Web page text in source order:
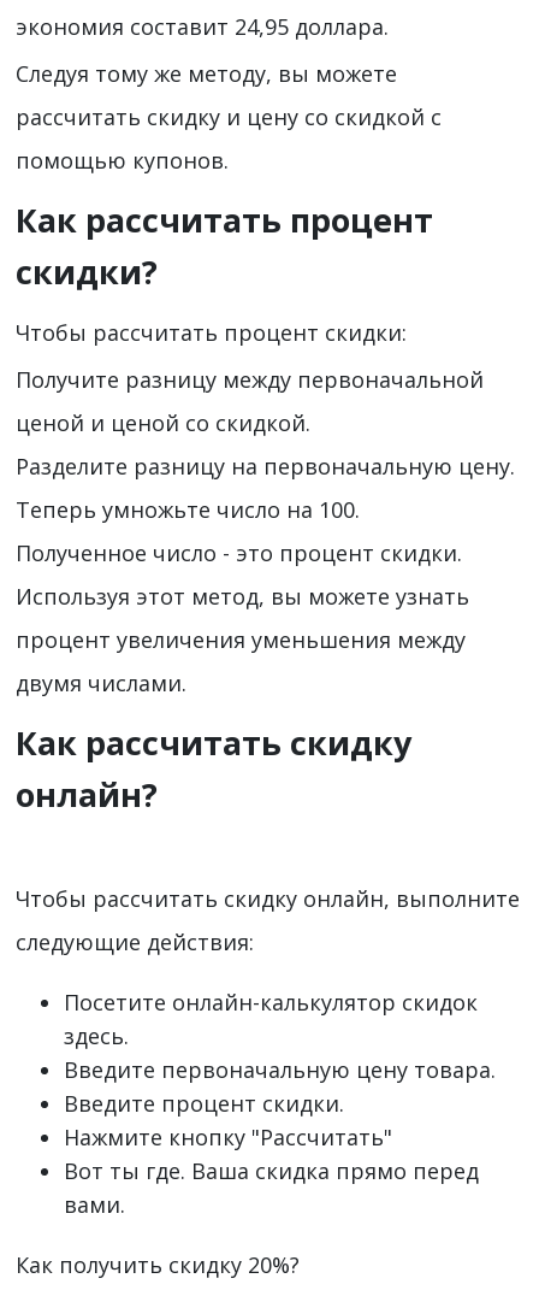
экономия составит 24,95 доллара.
Следуя тому же методу, вы можете
рассчитать скидку и цену со скидкой с
помощью купонов.
Как рассчитать процент
скидки?
Чтобы рассчитать процент скидки:
Получите разницу между первоначальной
ценой и ценой со скидкой.
Разделите разницу на первоначальную цену.
Теперь умножьте число на 100.
Полученное число - это процент скидки.
Используя этот метод, вы можете узнать
процент увеличения уменьшения между
двумя числами.
Как рассчитать скидку
онлайн?
Чтобы рассчитать скидку онлайн, выполните
следующие действия:
Посетите онлайн-калькулятор скидок
здесь.
Введите первоначальную цену товара.
Введите процент скидки.
Нажмите кнопку "Рассчитать"
Вот ты где. Ваша скидка прямо перед
вами.
Как получить скидку 20%?